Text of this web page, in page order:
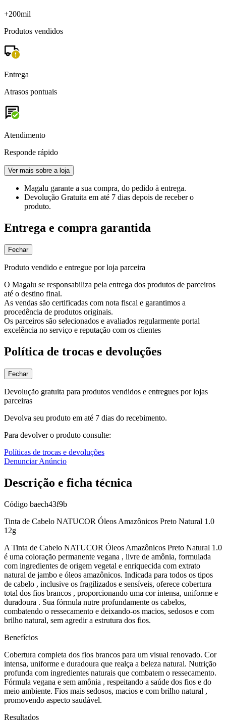
+200mil
Produtos vendidos
Entrega
Atrasos pontuais
Atendimento
Responde rápido
Ver mais sobre a loja
Magalu garante a sua compra, do pedido à entrega.
Devolução Gratuita em até 7 dias depois de receber o
produto.
Entrega e compra garantida
Fechar
Produto vendido e entregue por loja parceira
O Magalu se responsabiliza pela entrega dos produtos de parceiros
até o destino final.
As vendas são certificadas com nota fiscal e garantimos a
procedência de produtos originais.
Os parceiros são selecionados e avaliados regularmente portal
excelência no serviço e reputação com os clientes
Política de trocas e devoluções
Fechar
Devolução gratuita para produtos vendidos e entregues por lojas
parceiras
Devolva seu produto em até 7 dias do recebimento.
Para devolver o produto consulte:
Políticas de trocas e devoluções
Denunciar Anúncio
Descrição e ficha técnica
Código baech43f9b
Tinta de Cabelo NATUCOR Óleos Amazônicos Preto Natural 1.0
12g
A Tinta de Cabelo NATUCOR Óleos Amazônicos Preto Natural 1.0
é uma coloração permanente vegana , livre de amônia, formulada
com ingredientes de origem vegetal e enriquecida com extrato
natural de jambo e óleos amazônicos. Indicada para todos os tipos
de cabelo , inclusive os fragilizados e sensíveis, oferece cobertura
total dos fios brancos , proporcionando uma cor intensa, uniforme e
duradoura . Sua fórmula nutre profundamente os cabelos,
combatendo o ressecamento e deixando-os macios, sedosos e com
brilho natural, sem agredir a estrutura dos fios.
Benefícios
Cobertura completa dos fios brancos para um visual renovado. Cor
intensa, uniforme e duradoura que realça a beleza natural. Nutrição
profunda com ingredientes naturais que combatem o ressecamento.
Fórmula vegana e sem amônia , respeitando a saúde dos fios e do
meio ambiente. Fios mais sedosos, macios e com brilho natural ,
promovendo aspecto saudável.
Resultados